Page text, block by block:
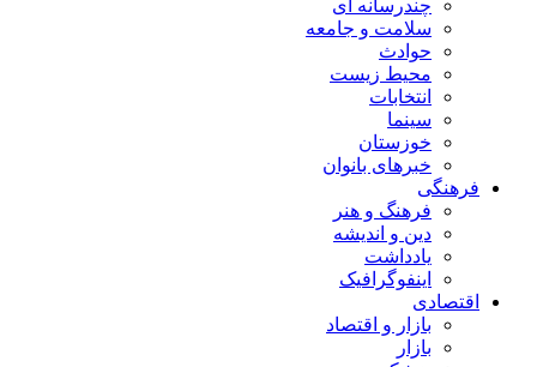
چندرسانه ای
سلامت و جامعه
حوادث
محیط زیست
انتخابات
سینما
خوزستان
خبرهای بانوان
فرهنگی
فرهنگ و هنر
دین و اندیشه
یادداشت
اینفوگرافیک
اقتصادی
بازار و اقتصاد
بازار